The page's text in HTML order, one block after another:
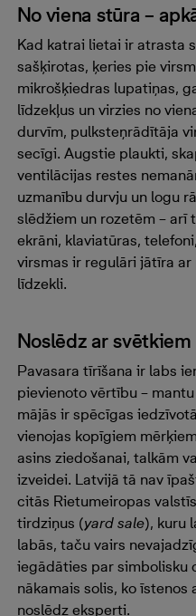
No viena stūra –
Kad katrai lietai ir atrasta
sašķirotas, ķeries pie
mikrošķiedras lupatiņas,
līdzekļus un virzies no
durvīm, pulksteņrādītāja
secīgi. Augstie plaukti,
ventilācijas restes
uzmanību durvju un logu
slēdžiem un rozetēm – arī
ekrāni, klaviatūras,
virsmas ir regulāri jātīra
līdzekli.
Noslēdz ar svētkiem
Pavasara tīrīšana ir labs
pievienoto vērtību –
mājās ir spēcīgas
vienojas kopīgiem
asins ziedošanai, talkām
izveidei. Latvijā tā nav
citās Rietumeiropas
tirdziņus (yard sale), kuru
labās, taču vairs
iegādāties par simbolisku
nākamais solis, ko īstenos
noslēdz eksperti.